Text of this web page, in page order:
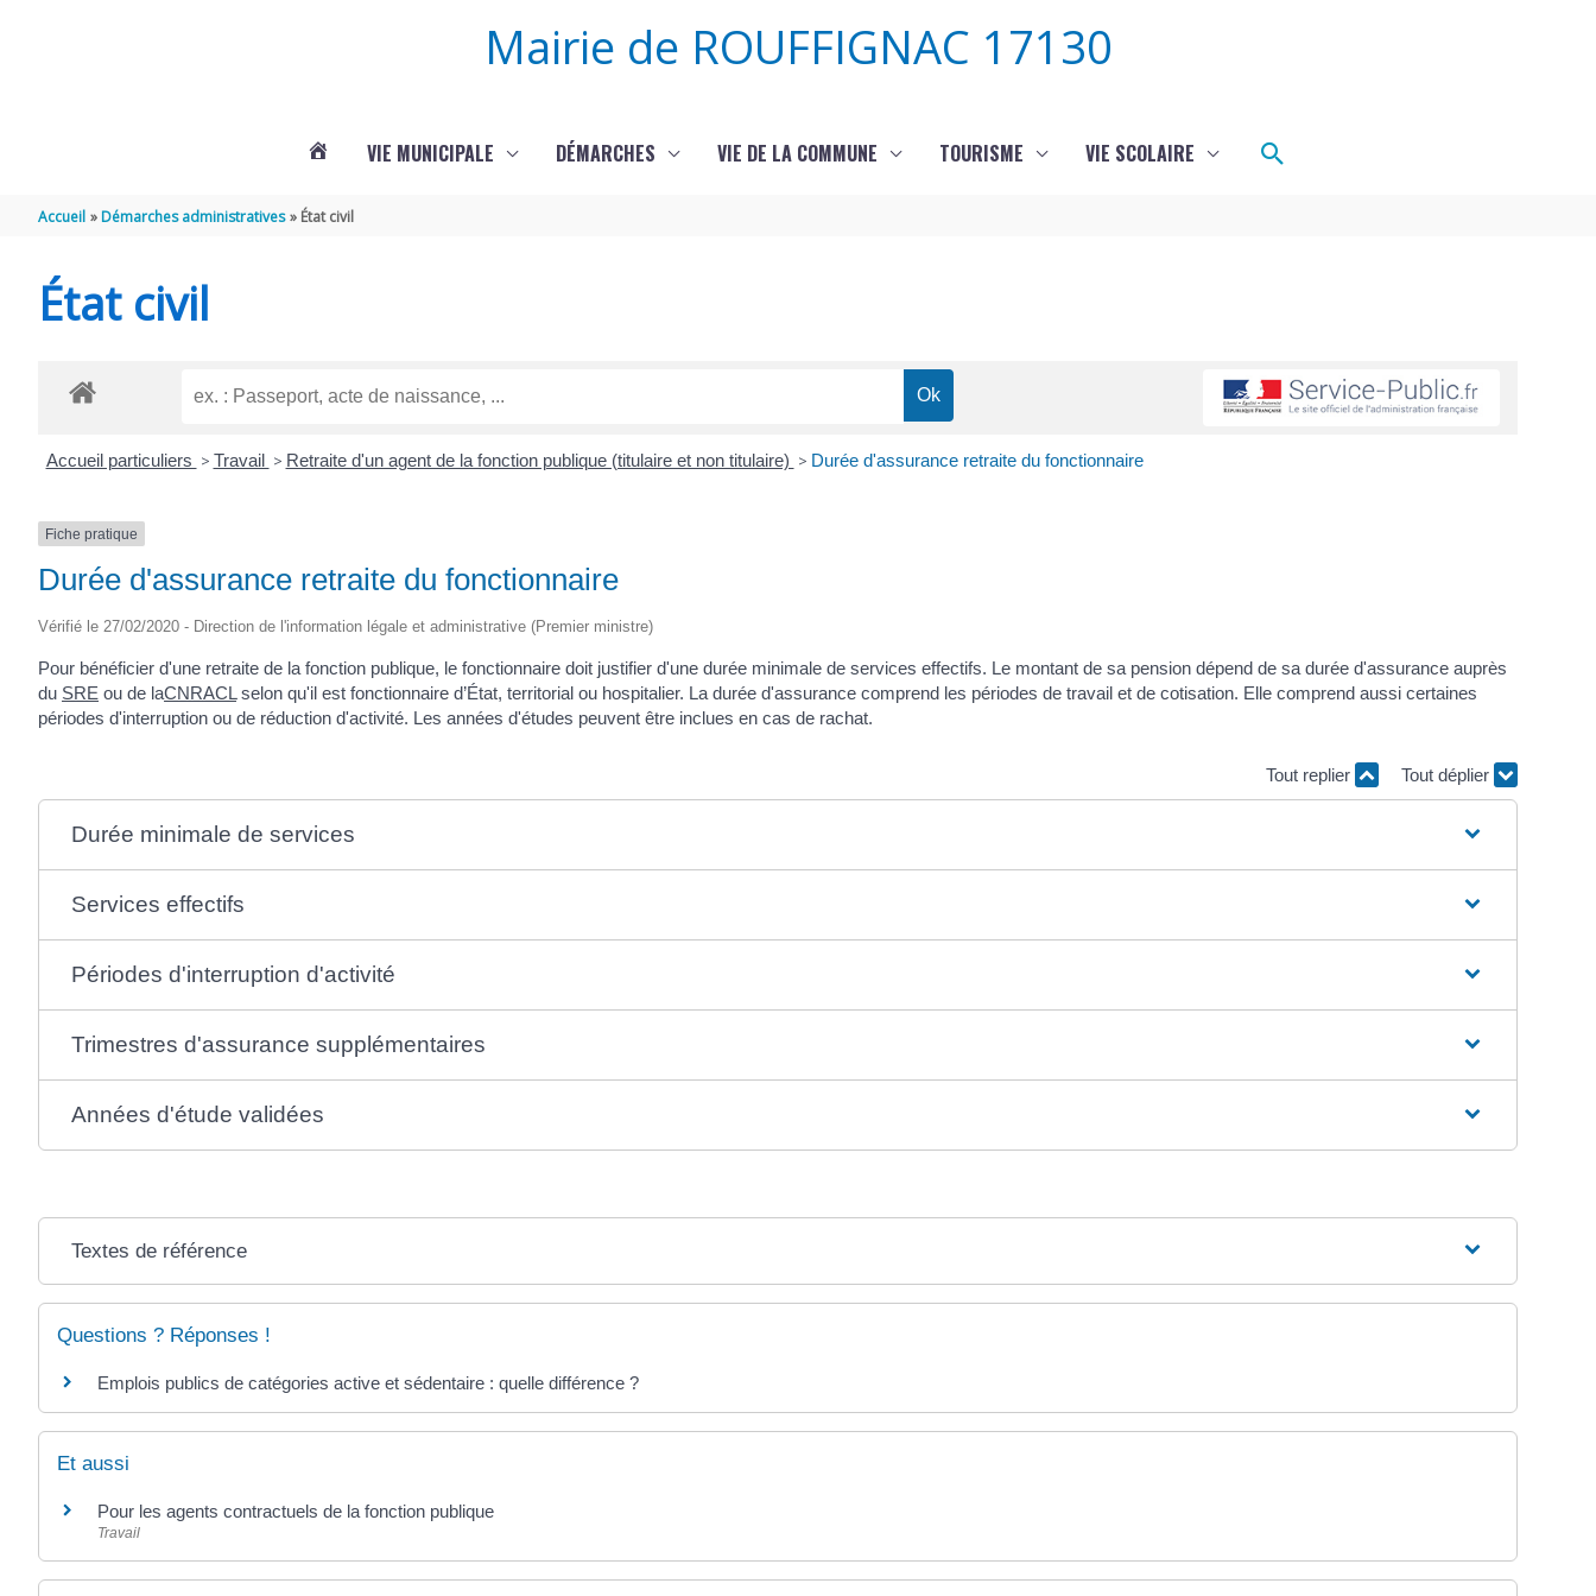
Mairie de ROUFFIGNAC 17130
VIE MUNICIPALE DÉMARCHES VIE DE LA COMMUNE TOURISME VIE SCOLAIRE Rechercher
Accueil Démarches administratives État civil
État civil
Accueil particuliers > Travail > Retraite d'un agent de la fonction publique (titulaire et non titulaire) > Durée d'assurance retraite du fonctionnaire
Fiche pratique
Durée d'assurance retraite du fonctionnaire
Vérifié le 27/02/2020 - Direction de l'information légale et administrative (Premier ministre)
Pour bénéficier d'une retraite de la fonction publique, le fonctionnaire doit justifier d'une durée minimale de services effectifs. Le montant de sa pension dépend de sa durée d'assurance auprès
du SRE ou de laCNRACL selon qu'il est fonctionnaire d’État, territorial ou hospitalier. La durée d'assurance comprend les périodes de travail et de cotisation. Elle comprend aussi certaines
périodes d'interruption ou de réduction d'activité. Les années d'études peuvent être inclues en cas de rachat.
Tout replier Tout déplier
Durée minimale de services
Services effectifs
Périodes d'interruption d'activité
Trimestres d'assurance supplémentaires
Années d'étude validées
Textes de référence
Questions ? Réponses !
Emplois publics de catégories active et sédentaire : quelle différence ?
Et aussi
Pour les agents contractuels de la fonction publique
Travail